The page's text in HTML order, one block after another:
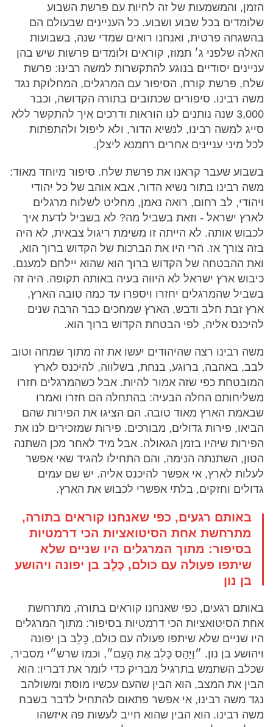
הזמן, והמשמעות של זה לחיות עם פרשת השבוע
שלומדים בכל שבוע ושבוע. כל העניינים שבעולם הם
בהשגחה פרטית, ואנחנו רואים שמדי שנה, בשבועות
האלה שלפני ג׳ תמוז, קוראים ולומדים פרשות שיש בהן
עניינים יסודיים בנוגע להתקשרות למשה רבינו: פרשת
שלח, פרשת קורח, הסיפור עם המרגלים, המחלוקת נגד
משה רבינו. סיפורים שכתובים בתורה הקדושה, וכבר
3,000 שנה נותנים לנו הוראות ודרכים איך להתקשר ללא
סייג למשה רבינו, לנשיא הדור, ולא ליפול ולהתפתות
לכל מיני עניינים אחרים רחמנא ליצלן.
בשבוע שעבר קראנו את פרשת שלח. סיפור מיוחד מאוד:
משה רבינו בתור נשיא הדור, אבא אוהב של כל יהודי
ויהודי, לב רחום, רואה נאמן, מחליט לשלוח מרגלים
לארץ ישראל - וזאת בשביל מה? לא בשביל לדעת איך
לכבוש אותה. לא הייתה זו משימת ריגול צבאית, לא היה
בזה צורך אז. הרי היו את הברכות של הקדוש ברוך הוא,
ואת ההבטחה של הקדוש ברוך הוא שהוא יילחם למענם.
כיבוש ארץ ישראל לא היווה בעיה באותה תקופה. היה זה
בשביל שהמרגלים יחזרו ויספרו עד כמה טובה הארץ,
ארץ זבת חלב ודבש, הארץ שמחכים כבר הרבה שנים
להיכנס אליה, לפי הבטחת הקדוש ברוך הוא.
משה רבינו רצה שהיהודים יעשו את זה מתוך שמחה וטוב
לבב, באהבה, ברוגע, בנחת, בשלווה, להיכנס לארץ
המובטחת כפי שזה אמור להיות. אבל כשהמרגלים חזרו
משליחותם החלה הבעיה: בהתחלה הם חזרו ואמרו
שבאמת הארץ מאוד טובה. הם הציגו את הפירות שהם
הביאו, פירות גדולים, מבורכים. פירות שמזכירים לנו את
הפירות שיהיו בזמן הגאולה. אבל מיד לאחר מכן השתנה
הטון, השתנתה הנימה, והם התחילו להגיד שאי אפשר
לעלות לארץ, אי אפשר להיכנס אליה. יש שם עמים
גדולים וחזקים, בלתי אפשרי לכבוש את הארץ.
באותם רגעים, כפי שאנחנו קוראים בתורה,
מתרחשת אחת הסיטואציות הכי דרמטיות
בסיפור: מתוך המרגלים היו שניים שלא
שיתפו פעולה עם כולם, כׇּלֵב בן יפונה ויהושע
בן נון
באותם רגעים, כפי שאנחנו קוראים בתורה, מתרחשת
אחת הסיטואציות הכי דרמטיות בסיפור: מתוך המרגלים
היו שניים שלא שיתפו פעולה עם כולם, כׇּלֵב בן יפונה
ויהושע בן נון. ״וַיַּהַס כָּלֵב אֶת הָעָם״, וכמו שרש״י מסביר,
שכלב השתמש בתרגיל מבריק כדי לומר את דבריו: הוא
הבין את המצב, הוא הבין שהעם עכשיו מוסת ומשולהב
נגד משה רבינו, אי אפשר פתאום להתחיל לדבר בשבח
משה רבינו. הוא הבין שהוא חייב לעשות פה איזשהו